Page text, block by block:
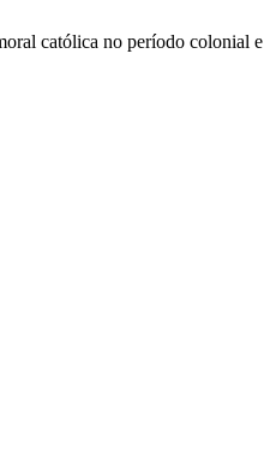
católica no período colonial